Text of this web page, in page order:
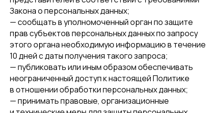
Закона о персональных данных;
— сообщать в уполномоченный орган по защите
прав субъектов персональных данных по запросу
этого органа необходимую информацию в течение
10 дней с даты получения такого запроса;
— публиковать или иным образом обеспечивать
неограниченный доступ к настоящей Политике
в отношении обработки персональных данных;
— принимать правовые, организационные